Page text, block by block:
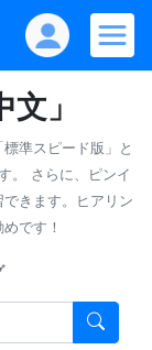
」
準スピード版」と
。
さらに、ピンイ
きます。ヒアリン
です！